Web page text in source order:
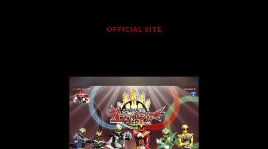
OFFICIAL SITE